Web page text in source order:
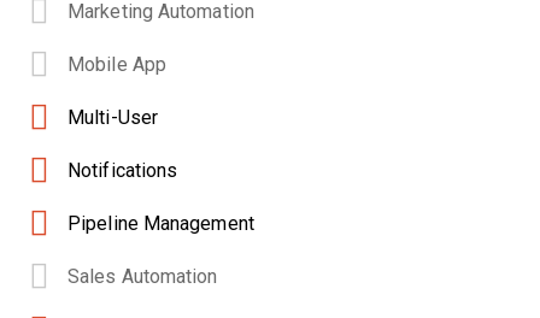
Marketing Automation
Mobile App
Multi-User
Notifications
Pipeline Management
Sales Automation